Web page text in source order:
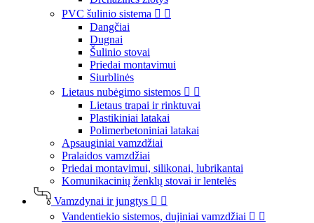
PVC šulinio sistema  
Dangčiai
Dugnai
Šulinio stovai
Priedai montavimui
Siurblinės
Lietaus nubėgimo sistemos  
Lietaus trapai ir rinktuvai
Plastikiniai latakai
Polimerbetoniniai latakai
Apsauginiai vamzdžiai
Pralaidos vamzdžiai
Priedai montavimui, silikonai, lubrikantai
Komunikacinių ženklų stovai ir lentelės
Vamzdynai ir jungtys  
Vandentiekio sistemos, dujiniai vamzdžiai  